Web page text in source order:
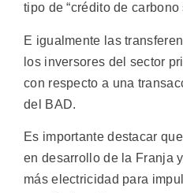
tipo de “crédito de carbono
E igualmente las
los inversores del sector
con respecto a una
del BAD.
Es importante destacar
en desarrollo de la Franja
más electricidad para